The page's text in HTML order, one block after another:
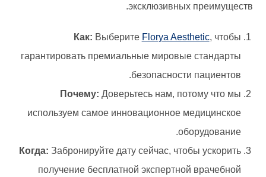
эксклюзивных преимуществ.
Как:ВыберитеFlorya Aesthetic, чтобы
гарантировать премиальные мировые стандарты
безопасности пациентов.
Почему:Доверьтесь нам, потому что мы
используем самое инновационное медицинское
оборудование.
Когда:Забронируйте дату сейчас, чтобы ускорить
получение бесплатной экспертной врачебной